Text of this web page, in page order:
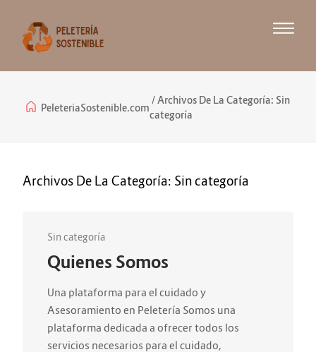
PeleteriaSostenible.com
Archivos De La Categoría: Sin
categoría
Archivos De La Categoría: Sin categoría
Sin categoría
Quienes Somos
Una plataforma para el cuidado y
Asesoramiento en Peletería Somos una
plataforma dedicada a ofrecer todos los
servicios necesarios para el cuidado,